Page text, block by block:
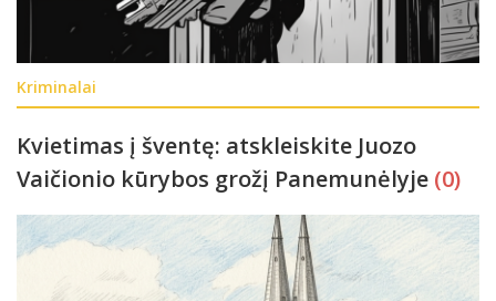
Kriminalai
Kvietimas į šventę: atskleiskite Juozo
Vaičionio kūrybos grožį Panemunėlyje (0)